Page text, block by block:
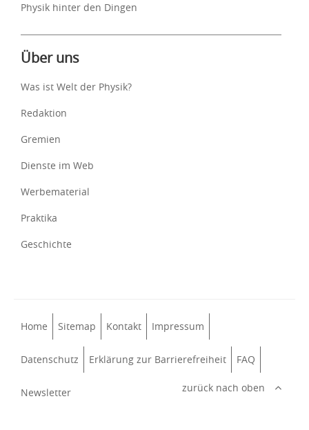
Physik hinter den Dingen
Über uns
Was ist Welt der Physik?
Redaktion
Gremien
Dienste im Web
Werbematerial
Praktika
Geschichte
Home Sitemap Kontakt Impressum
Datenschutz Erklärung zur Barrierefreiheit FAQ
Newsletter zurück nach oben